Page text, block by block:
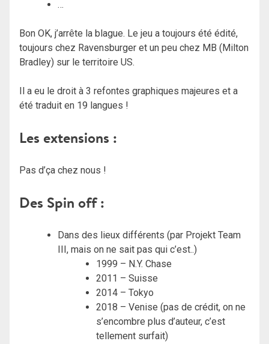
…
Bon OK, j’arrête la blague. Le jeu a toujours été édité,
toujours chez Ravensburger et un peu chez MB (Milton
Bradley) sur le territoire US.
Il a eu le droit à 3 refontes graphiques majeures et a
été traduit en 19 langues !
Les extensions :
Pas d’ça chez nous !
Des Spin off :
Dans des lieux différents (par Projekt Team
III, mais on ne sait pas qui c’est..)
1999 – N.Y. Chase
2011 – Suisse
2014 – Tokyo
2018 – Venise (pas de crédit, on ne
s’encombre plus d’auteur, c’est
tellement surfait)